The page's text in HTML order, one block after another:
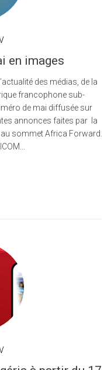
en images
des médias, de la
francophone sub-
de mai diffusée sur
annonces faites par la
sommet Africa Forward.